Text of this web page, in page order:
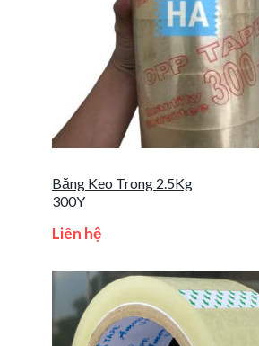
Băng Keo Trong 2.5Kg
300Y
Liên hệ